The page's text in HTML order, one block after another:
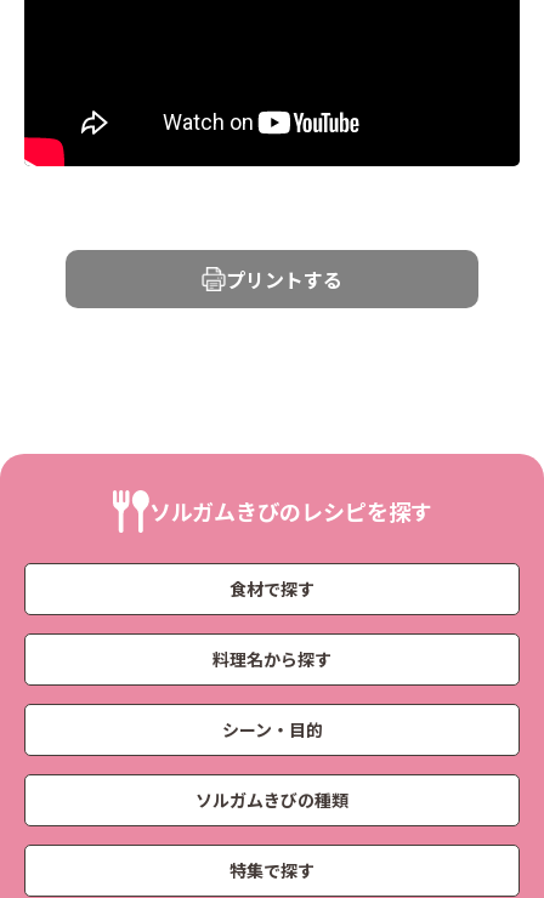
プリントする
ソルガムきびのレシピを探す
食材で探す
料理名から探す
シーン・目的
ソルガムきびの種類
特集で探す